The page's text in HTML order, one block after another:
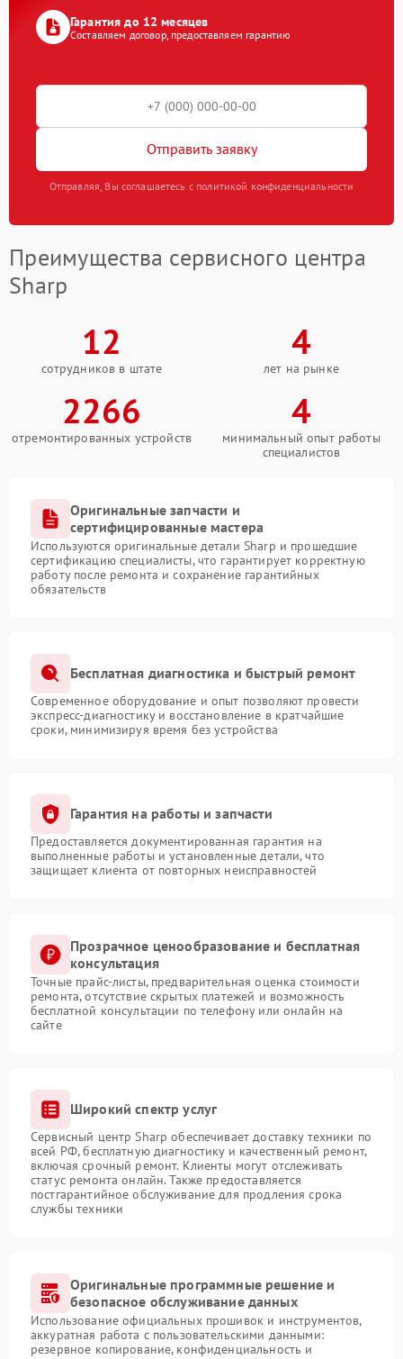
Гарантия до 12 месяцев
Составляем договор, предоставляем гарантию
Отправить заявку
Отправляя, Вы соглашаетесь с политикой конфиденциальности
Преимущества сервисного центра
Sharp
12
сотрудников в штате
4
лет на рынке
2266
отремонтированных устройств
4
минимальный опыт работы
специалистов
Оригинальные запчасти и
сертифицированные мастера
Используются оригинальные детали Sharp и прошедшие
сертификацию специалисты, что гарантирует корректную
работу после ремонта и сохранение гарантийных
обязательств
Бесплатная диагностика и быстрый ремонт
Современное оборудование и опыт позволяют провести
экспресс-диагностику и восстановление в кратчайшие
сроки, минимизируя время без устройства
Гарантия на работы и запчасти
Предоставляется документированная гарантия на
выполненные работы и установленные детали, что
защищает клиента от повторных неисправностей
Прозрачное ценообразование и бесплатная
консультация
Точные прайс-листы, предварительная оценка стоимости
ремонта, отсутствие скрытых платежей и возможность
бесплатной консультации по телефону или онлайн на
сайте
Широкий спектр услуг
Сервисный центр Sharp обеспечивает доставку техники по
всей РФ, бесплатную диагностику и качественный ремонт,
включая срочный ремонт. Клиенты могут отслеживать
статус ремонта онлайн. Также предоставляется
постгарантийное обслуживание для продления срока
службы техники
Оригинальные программные решение и
безопасное обслуживание данных
Использование официальных прошивок и инструментов,
аккуратная работа с пользовательскими данными:
резервное копирование, конфиденциальность и